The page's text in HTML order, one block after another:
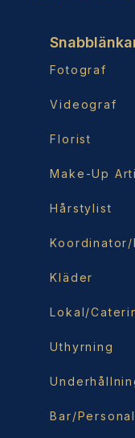
Fotograf
Videograf
Florist
Make-Up
Hårstylist
Koordinator/
Kläder
Lokal/
Uthyrning
Bar/Personal